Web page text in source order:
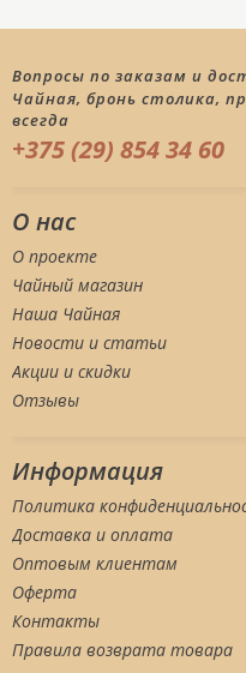
Вопросы по заказам и
Чайная, бронь столика,
всегда
+375 (29) 854 34 60
О нас
О проекте
Чайный магазин
Наша Чайная
Новости и статьи
Акции и скидки
Отзывы
Информация
Политика
Доставка и оплата
Оптовым клиентам
Оферта
Контакты
Правила возврата товара